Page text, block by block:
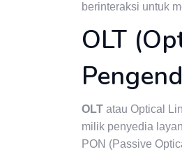
berinteraksi untuk
OLT
OLT atau Optical
milik penyedia
PON (Passive